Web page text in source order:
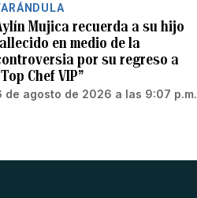
Mujica recuerda a su hijo
en medio de la
por su regreso a
Chef VIP”
de agosto de 2026 a las 9:07 p.m.